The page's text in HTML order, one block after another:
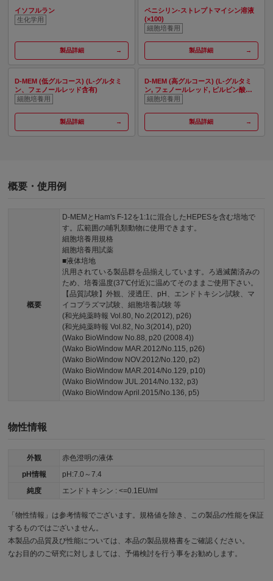
イソフルラン
生化学用
製品詳細
ペニシリン-ストレプトマイシン溶液
(×100)
細胞培養用
製品詳細
D-MEM (低グルコース) (L-グルタミ
ン、フェノールレッド含有)
細胞培養用
製品詳細
D-MEM (高グルコース) (L-グルタミ
ン, フェノールレッド, ピルビン酸ナ
トリウム含有)
細胞培養用
製品詳細
概要・使用例
概要
D-MEMとHam's F-12を1:1に混合したHEPESを含む培地で
す。広範囲の哺乳類動物に使用できます。
細胞培養用規格
細胞培養用試薬
■液体培地
汎用されている製品群を品揃えしています。ろ過滅菌済みの
ため、培養温度(37℃付近)に温めてそのままご使用下さい。
【品質試験】外観、浸透圧、pH、エンドトキシン試験、マ
イコプラズマ試験、細胞培養試験 等
(和光純薬時報 Vol.80, No.2(2012), p26)
(和光純薬時報 Vol.82, No.3(2014), p20)
(Wako BioWindow No.88, p20 (2008.4))
(Wako BioWindow MAR.2012/No.115, p26)
(Wako BioWindow NOV.2012/No.120, p2)
(Wako BioWindow MAR.2014/No.129, p10)
(Wako BioWindow JUL.2014/No.132, p3)
(Wako BioWindow April.2015/No.136, p5)
物性情報
外観
赤色澄明の液体
pH情報
pH:7.0～7.4
純度
エンドトキシン : <=0.1EU/ml
「物性情報」は参考情報でございます。規格値を除き、この製品の性能を保証
するものではございません。
本製品の品質及び性能については、本品の製品規格書をご確認ください。
なお目的のご研究に対しましては、予備検討を行う事をお勧めします。